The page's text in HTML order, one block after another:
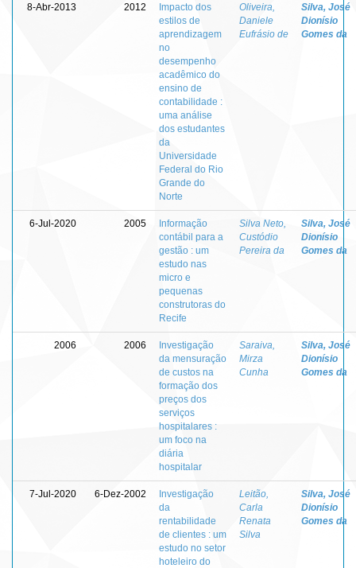
8-Abr-2013 2012
Impacto dos
estilos de
aprendizagem
no
desempenho
acadêmico do
ensino de
contabilidade :
uma análise
dos estudantes
da
Universidade
Federal do Rio
Grande do
Norte
Oliveira,
Daniele
Eufrásio de
Silva, José
Dionísio
Gomes da
6-Jul-2020 2005
Informação
contábil para a
gestão : um
estudo nas
micro e
pequenas
construtoras do
Recife
Silva Neto,
Custódio
Pereira da
Silva, José
Dionísio
Gomes da
2006 2006
Investigação
da mensuração
de custos na
formação dos
preços dos
serviços
hospitalares :
um foco na
diária
hospitalar
Saraiva,
Mirza
Cunha
Silva, José
Dionísio
Gomes da
7-Jul-2020 6-Dez-2002
Investigação
da
rentabilidade
de clientes : um
estudo no setor
hoteleiro do
Leitão,
Carla
Renata
Silva
Silva, José
Dionísio
Gomes da